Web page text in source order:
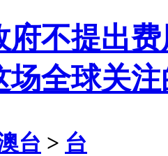
府不提出
场全球关
台 > 台